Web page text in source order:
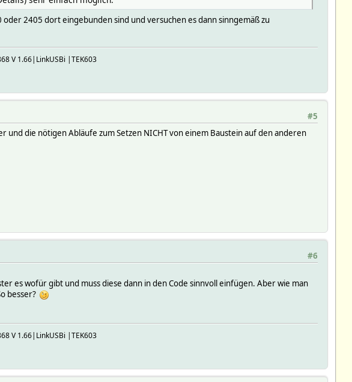
2405 dort eingebunden sind und versuchen es dann sinngemäß zu
V 1.66|LinkUSBi |TEK603
#5
die nötigen Abläufe zum Setzen NICHT von einem Baustein auf den anderen
#6
es wofür gibt und muss diese dann in den Code sinnvoll einfügen. Aber wie man
besser?
V 1.66|LinkUSBi |TEK603